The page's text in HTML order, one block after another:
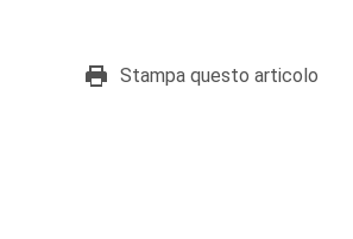
Stampa questo articolo